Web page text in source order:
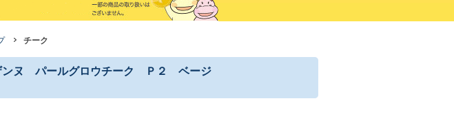
チーク
ンヌ パールグロウチーク Ｐ２ ベージ